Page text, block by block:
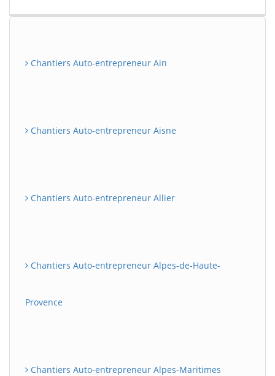
Chantiers Auto-entrepreneur Ain
Chantiers Auto-entrepreneur Aisne
Chantiers Auto-entrepreneur Allier
Chantiers Auto-entrepreneur Alpes-de-Haute-
Provence
Chantiers Auto-entrepreneur Alpes-Maritimes